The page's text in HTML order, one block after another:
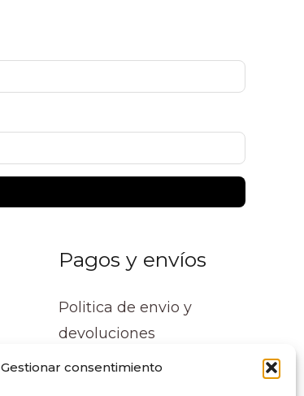
Gestionar consentimiento
Pagos y envíos
Politica de envio y
devoluciones